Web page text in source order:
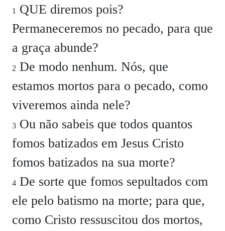
1
QUE diremos pois?
Permaneceremos no pecado, para que
a graça abunde?
2 De modo nenhum. Nós, que
estamos mortos para o pecado, como
viveremos ainda nele?
3 Ou não sabeis que todos quantos
fomos batizados em Jesus Cristo
fomos batizados na sua morte?
4 De sorte que fomos sepultados com
ele pelo batismo na morte; para que,
como Cristo ressuscitou dos mortos,